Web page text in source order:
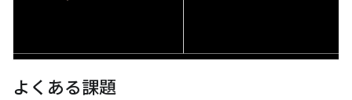
よくある課題